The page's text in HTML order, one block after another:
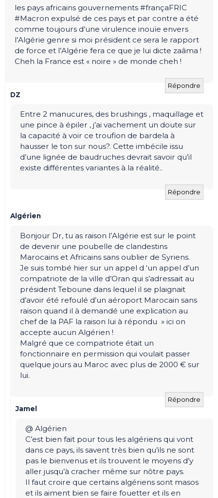
les pays africains gouvernements #françaFRIC
#Macron expulsé de ces pays et par contre a été
comme toujours d’une virulence inouïe envers
l’Algérie genre si moi président ce sera le rapport
de force et l’Algérie fera ce que je lui dicte zaâma !
Cheh la France est « noire » de monde cheh !
Répondre
DZ
Entre 2 manucures, des brushings , maquillage et
une pince à épiler , j’ai vachement un doute sur
la capacité à voir ce troufion de bardela à
hausser le ton sur nous?. Cette imbécile issu
d’une lignée de baudruches devrait savoir qu’il
existe différentes variantes à la réalité..
Répondre
Algérien
Bonjour Dr, tu as raison l’Algérie est sur le point
de devenir une poubelle de clandestins
Marocains et Africains sans oublier de Syriens.
Je suis tombé hier sur un appel d ‘un appel d’un
compatriote de la ville d’Oran qui s’adressait au
président Teboune dans lequel il se plaignait
d’avoir été refoulé d’un aéroport Marocain sans
raison quand il à demandé une explication au
chef de la PAF la raison lui à répondu » ici on
accepte aucun Algérien !
Malgré que ce compatriote était un
fonctionnaire en permission qui voulait passer
quelque jours au Maroc avec plus de 2000 € sur
lui.
Répondre
Jamel
@ Algérien
C’est bien fait pour tous les algériens qui vont
dans ce pays, ils savent très bien qu’ils ne sont
pas le bienvenus et ils trouvent le moyens d’y
aller jusqu’à cracher même sur nôtre pays.
Il faut croire que certains algériens sont masos
et ils aiment bien se faire fouetter et ils en